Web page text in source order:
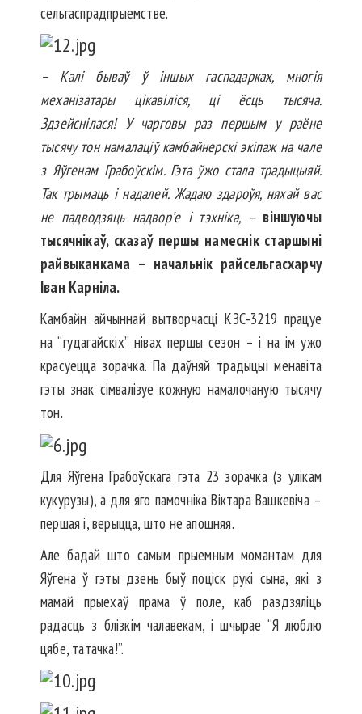
сельгаспрадпрыемстве.
– Калі бываў ў іншых гаспадарках, многія
механізатары цікавіліся, ці ёсць тысяча.
Здзейснілася! У чарговы раз першым у раёне
тысячу тон намалаціў камбайнерскі экіпаж на чале
з Яўгенам Грабоўскім. Гэта ўжо стала традыцыяй.
Так трымаць і надалей. Жадаю здароўя, няхай вас
не падводзяць надвор’е і тэхніка, – віншуючы
тысячнікаў, сказаў першы намеснік старшыні
райвыканкама – начальнік райсельгасхарчу
Іван Карніла.
Камбайн айчыннай вытворчасці КЗС-3219 працуе
на “гудагайскіх” нівах першы сезон – і на ім ужо
красуецца зорачка. Па даўняй традыцыі менавіта
гэты знак сімвалізуе кожную намалочаную тысячу
тон.
Для Яўгена Грабоўскага гэта 23 зорачка (з улікам
кукурузы), а для яго памочніка Віктара Вашкевіча –
першая і, верыцца, што не апошняя.
Але бадай што самым прыемным момантам для
Яўгена ў гэты дзень быў поціск рукі сына, які з
мамай прыехаў прама ў поле, каб раздзяліць
радасць з блізкім чалавекам, і шчырае “Я люблю
цябе, татачка!”.